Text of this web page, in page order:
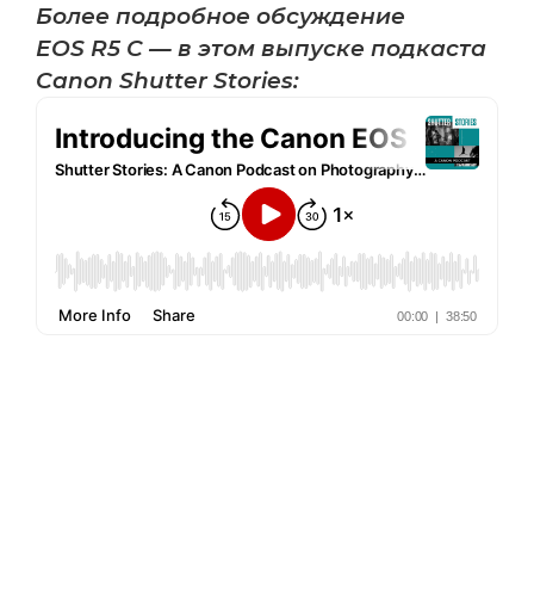
Более подробное обсуждение
EOS R5 C — в этом выпуске подкаста
Canon Shutter Stories: